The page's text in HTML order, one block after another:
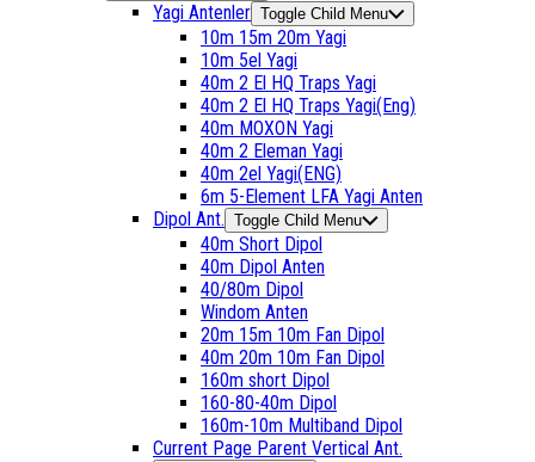
Yagi Antenler Toggle Child Menu
10m 15m 20m Yagi
10m 5el Yagi
40m 2 El HQ Traps Yagi
40m 2 El HQ Traps Yagi(Eng)
40m MOXON Yagi
40m 2 Eleman Yagi
40m 2el Yagi(ENG)
6m 5-Element LFA Yagi Anten
Dipol Ant. Toggle Child Menu
40m Short Dipol
40m Dipol Anten
40/80m Dipol
Windom Anten
20m 15m 10m Fan Dipol
40m 20m 10m Fan Dipol
160m short Dipol
160-80-40m Dipol
160m-10m Multiband Dipol
Current Page Parent Vertical Ant.